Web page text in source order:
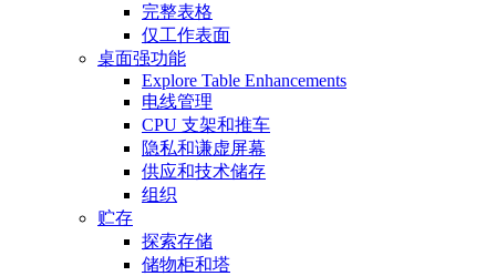
完整表格
仅工作表面
桌面强功能
Explore Table Enhancements
电线管理
CPU 支架和推车
隐私和谦虚屏幕
供应和技术储存
组织
贮存
探索存储
储物柜和塔